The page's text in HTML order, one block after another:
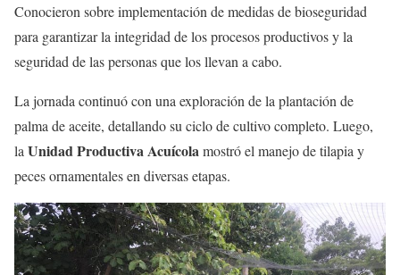
Conocieron sobre implementación de medidas de bioseguridad
para garantizar la integridad de los procesos productivos y la
seguridad de las personas que los llevan a cabo.
La jornada continuó con una exploración de la plantación de
palma de aceite, detallando su ciclo de cultivo completo. Luego,
la Unidad Productiva Acuícolamostró el manejo de tilapia y
peces ornamentales en diversas etapas.